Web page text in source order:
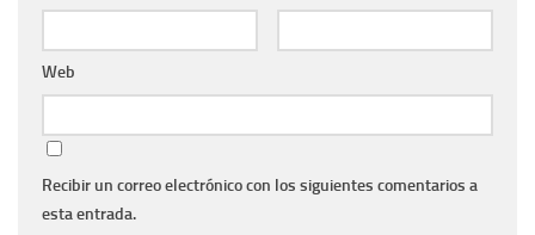
Web
Recibir un correo electrónico con los siguientes comentarios a
esta entrada.